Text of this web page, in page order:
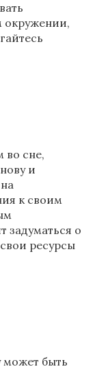
окружении,
во сне,
и
к своим
задуматься о
ресурсы
может быть